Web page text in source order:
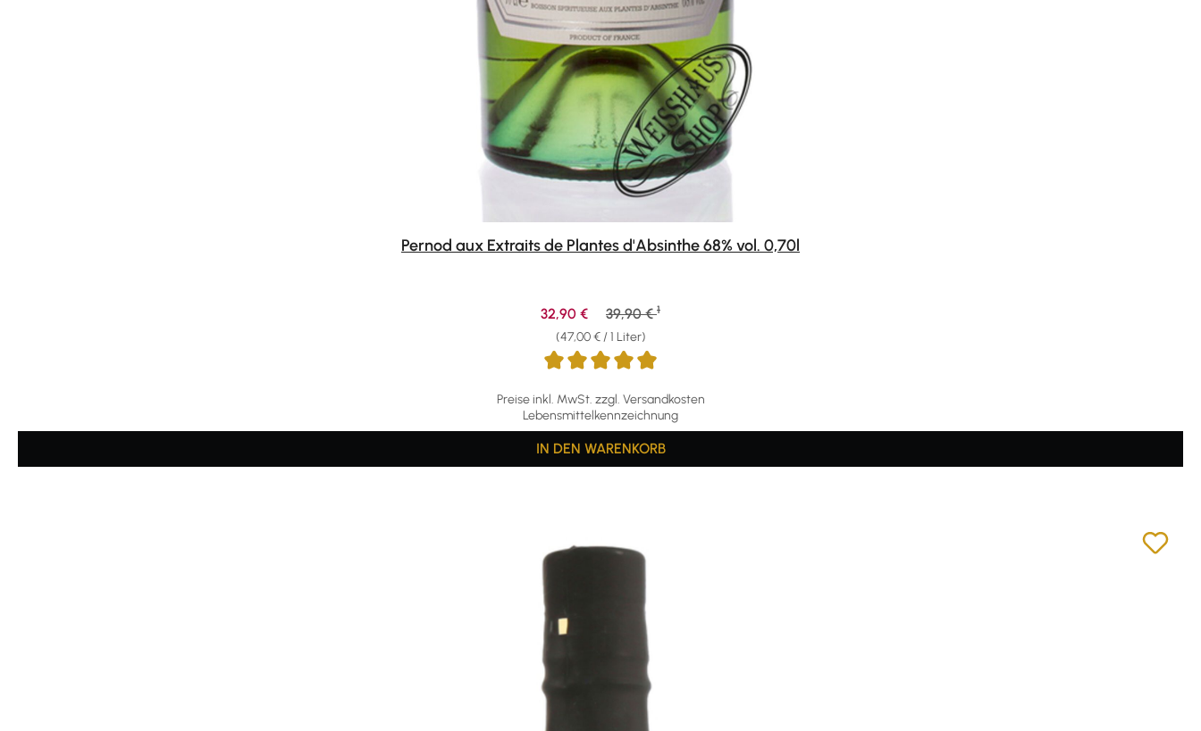
Pernod aux Extraits de Plantes d'Absinthe 68% vol. 0,70l
Preise inkl. MwSt. zzgl. Versandkosten
Lebensmittelkennzeichnung
(47,00 € / 1 Liter)
Verkaufspreis:
32,90 € Regulärer Preis:
39,90 € 1
IN DEN WARENKORB